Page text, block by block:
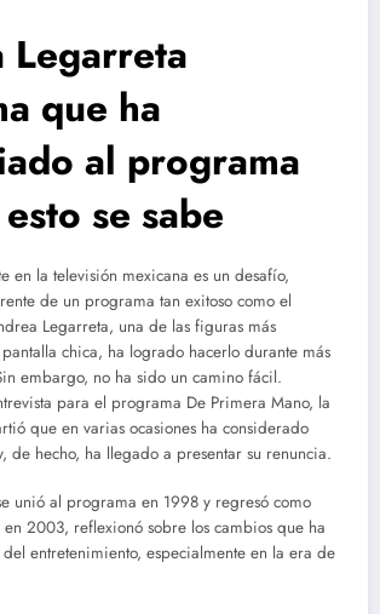
Legarreta
que ha
al programa
se sabe
en la televisión mexicana es un desafío,
de un programa tan exitoso como el
Legarreta, una de las figuras más
chica, ha logrado hacerlo durante más
embargo, no ha sido un camino fácil.
para el programa De Primera Mano, la
que en varias ocasiones ha considerado
de hecho, ha llegado a presentar su renuncia.
unió al programa en 1998 y regresó como
en 2003, reflexionó sobre los cambios que ha
entretenimiento, especialmente en la era de